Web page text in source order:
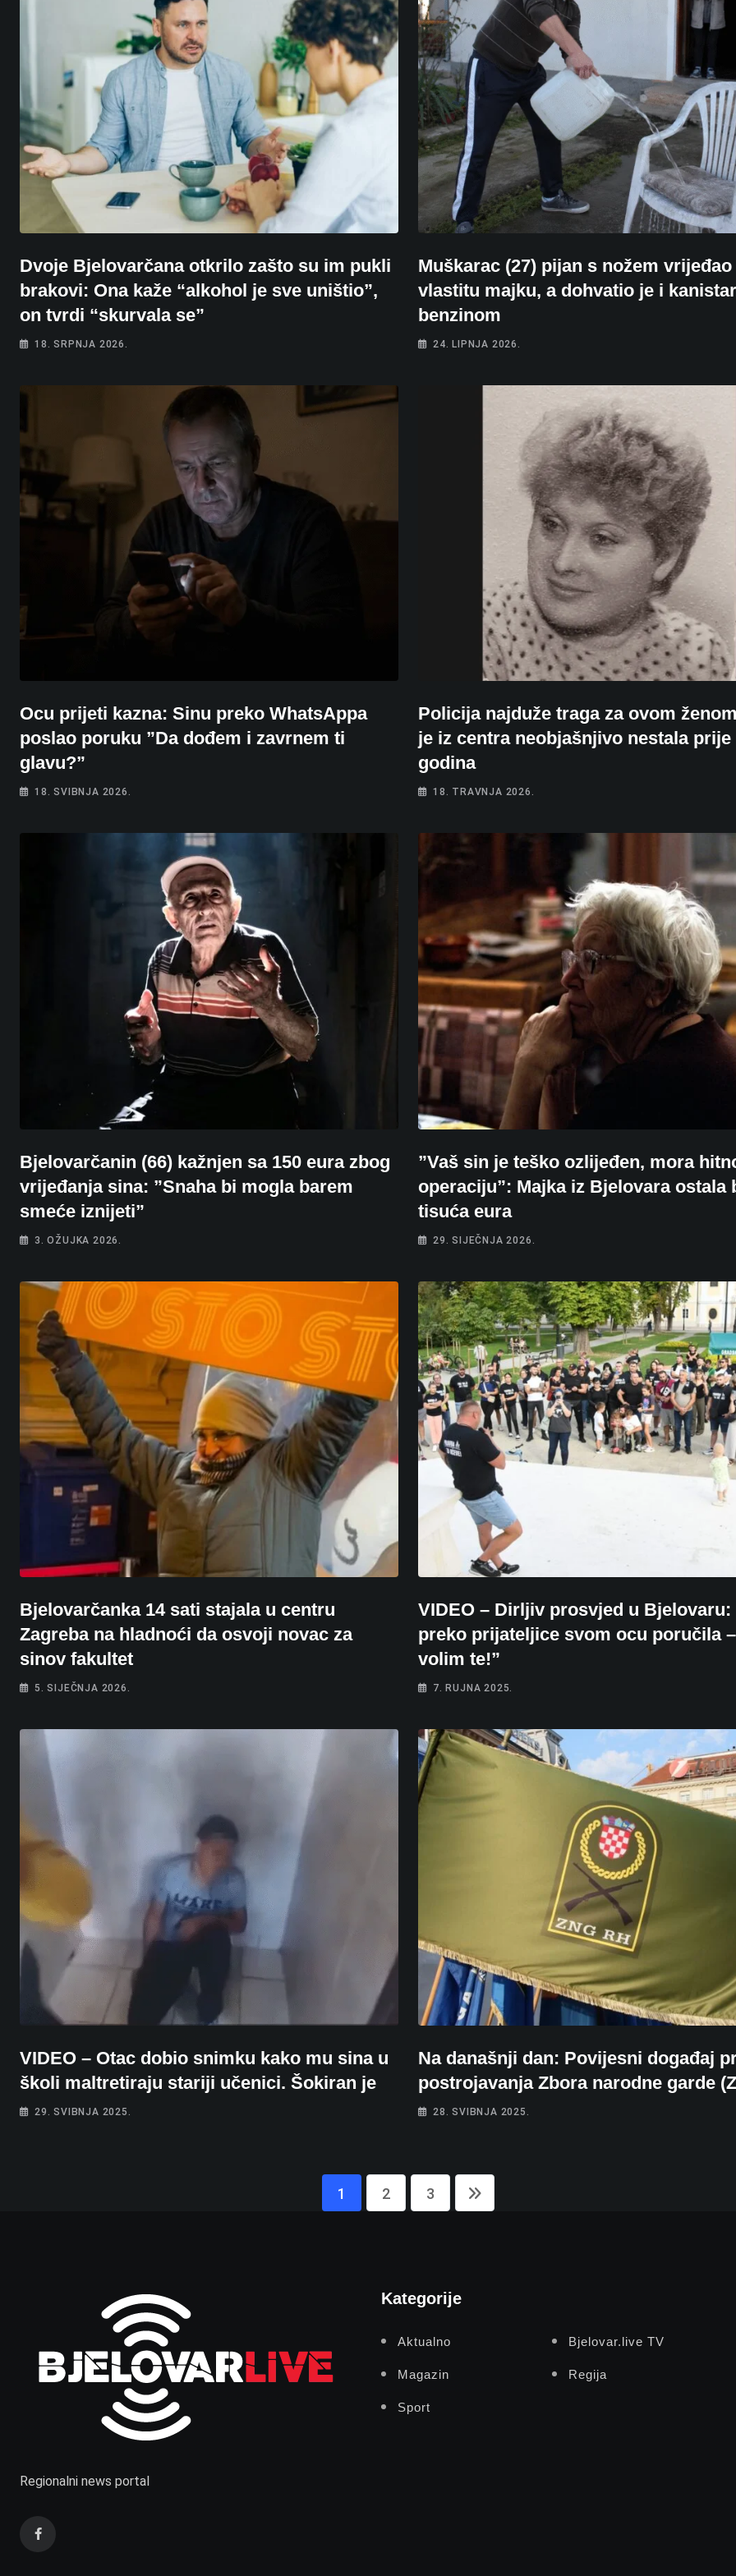
Dvoje Bjelovarčana otkrilo zašto su im pukli
brakovi: Ona kaže “alkohol je sve uništio”,
on tvrdi “skurvala se”
18. SRPNJA 2026.
Muškarac (27) pijan s nožem vrijeđao
vlastitu majku, a dohvatio je i
benzinom
24. LIPNJA 2026.
Ocu prijeti kazna: Sinu preko WhatsAppa
poslao poruku ”Da dođem i zavrnem ti
glavu?”
18. SVIBNJA 2026.
Policija najduže traga za ovom
je iz centra neobjašnjivo nestala prije
godina
18. TRAVNJA 2026.
Bjelovarčanin (66) kažnjen sa 150 eura zbog
vrijeđanja sina: ”Snaha bi mogla barem
smeće iznijeti”
3. OŽUJKA 2026.
”Vaš sin je teško ozlijeđen, mora
operaciju”: Majka iz Bjelovara ostala
tisuća eura
29. SIJEČNJA 2026.
Bjelovarčanka 14 sati stajala u centru
Zagreba na hladnoći da osvoji novac za
sinov fakultet
5. SIJEČNJA 2026.
VIDEO – Dirljiv prosvjed u Bjelovaru:
preko prijateljice svom ocu poručila –
volim te!”
7. RUJNA 2025.
VIDEO – Otac dobio snimku kako mu sina u
školi maltretiraju stariji učenici. Šokiran je
29. SVIBNJA 2025.
Na današnji dan: Povijesni događaj
postrojavanja Zbora narodne garde
28. SVIBNJA 2025.
1 2 3
Regionalni news portal
Kategorije
Aktualno Bjelovar.live TV
Magazin Regija
Sport